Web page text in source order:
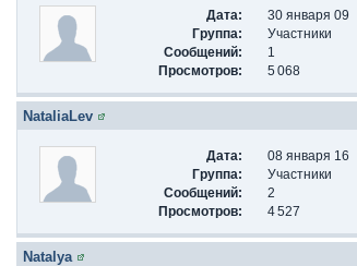
Дата:
30 января 09
Группа:
Участники
Сообщений:
1
Просмотров:
5 068
NataliaLev
Дата:
08 января 16
Группа:
Участники
Сообщений:
2
Просмотров:
4 527
Natalya